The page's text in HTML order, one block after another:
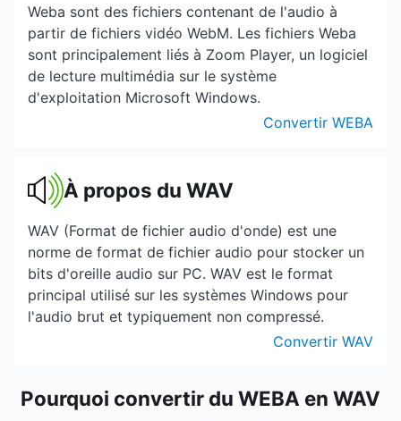
Weba sont des fichiers contenant de l'audio à
partir de fichiers vidéo WebM. Les fichiers Weba
sont principalement liés à Zoom Player, un logiciel
de lecture multimédia sur le système
d'exploitation Microsoft Windows.
Convertir WEBA
À propos du WAV
WAV (Format de fichier audio d'onde) est une
norme de format de fichier audio pour stocker un
bits d'oreille audio sur PC. WAV est le format
principal utilisé sur les systèmes Windows pour
l'audio brut et typiquement non compressé.
Convertir WAV
Pourquoi convertir du WEBA en WAV